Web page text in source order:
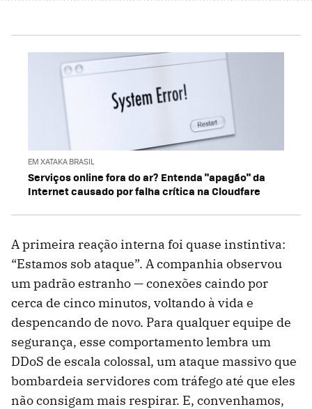
EM XATAKA BRASIL
Serviços online fora do ar? Entenda "apagão" da
Internet causado por falha crítica na Cloudfare
A primeira reação interna foi quase instintiva:
“Estamos sob ataque”. A companhia observou
um padrão estranho — conexões caindo por
cerca de cinco minutos, voltando à vida e
despencando de novo. Para qualquer equipe de
segurança, esse comportamento lembra um
DDoS de escala colossal, um ataque massivo que
bombardeia servidores com tráfego até que eles
não consigam mais respirar. E, convenhamos,